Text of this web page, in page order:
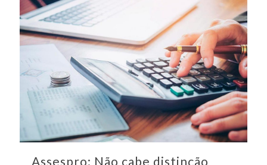
Assespro: Não cabe distinção